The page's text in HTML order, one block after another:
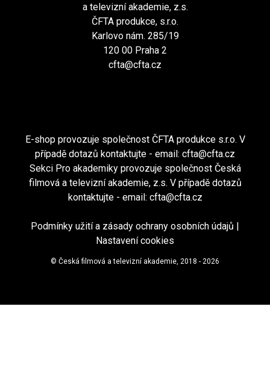
a televizní akademie, z.s.
ČFTA produkce, s.r.o.
Karlovo nám. 285/19
120 00 Praha 2
cfta@cfta.cz
E-shop provozuje společnost ČFTA produkce s.r.o. V
případě dotazů kontaktujte - email: cfta@cfta.cz
Sekci Pro akademiky provozuje společnost Česká
filmová a televizní akademie, z.s. V případě dotazů
kontaktujte - email: cfta@cfta.cz
Podmínky užití a zásady ochrany osobních údajů |
Nastavení cookies
© Česká filmová a televizní akademie, 2018 - 2026